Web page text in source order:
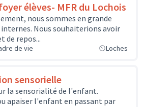
élèves- MFR du Lochois
nous sommes en grande
Nous souhaiterions avoir
de repos...
de vie Loches
sensorielle
la sensorialité de l'enfant.
apaiser l'enfant en passant par